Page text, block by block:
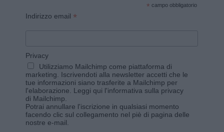
* campo obbligatorio
Indirizzo email *
Privacy
Utilizziamo Mailchimp come piattaforma di
marketing. Iscrivendoti alla newsletter accetti che le
tue informazioni siano trasferite a Mailchimp per
l'elaborazione. Leggi qui l'informativa sulla privacy
di Mailchimp.
Potrai annullare l'iscrizione in qualsiasi momento
facendo clic sul collegamento nel piè di pagina delle
nostre e-mail.